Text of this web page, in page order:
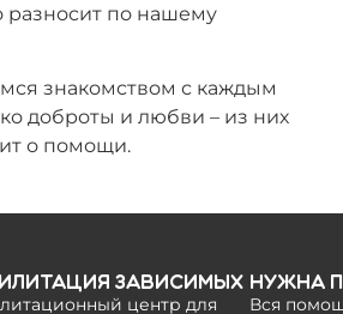
разносит по нашему
знакомством с каждым
доброты и любви – из них
о помощи.
зависимых
центр для
Нужна
Вся